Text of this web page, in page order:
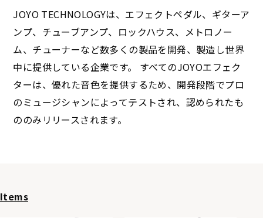
JOYO TECHNOLOGYは、エフェクトペダル、ギターア
ンプ、チューブアンプ、ロックハウス、メトロノー
ム、チューナーなど数多くの製品を開発、製造し世界
中に提供している企業です。 すべてのJOYOエフェク
ターは、優れた音色を提供するため、開発段階でプロ
のミュージシャンによってテストされ、認められたも
ののみリリースされます。
Items